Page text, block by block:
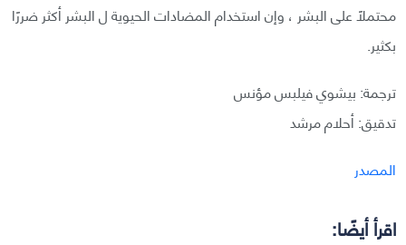
محتملًا على البشر ، وإن استخدام المضادات الحيوية ل البشر أكثر ضررًا
بكثير.
ترجمة: بيشوي فيلبس مؤنس
تدقيق: أحلام مرشد
المصدر
اقرأ أيضًا: